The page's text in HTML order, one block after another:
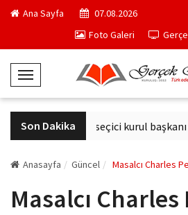
Ana Sayfa
07.08.2026
Foto Galeri
T
o
g
g
e
a
Son Dakika
Derviş Zaim seçici kurul başkanı
Anasayfa Güncel Masalcı Charles
Masalcı